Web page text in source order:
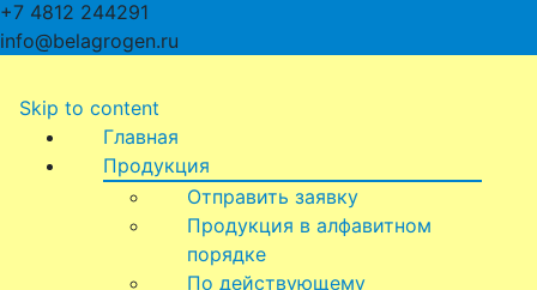
+7 4812 244291
info@belagrogen.ru
Skip to content
Главная
Продукция
Отправить заявку
Продукция в алфавитном
порядке
По действующему